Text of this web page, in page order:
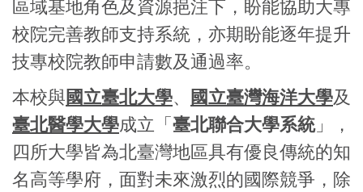
區域基地角色及資源挹注下，盼能協助大專
校院完善教師支持系統，亦期盼能逐年提升
技專校院教師申請數及通過率。
本校與 國立臺北大學、 國立臺灣海洋大學及
臺北醫學大學成立「 臺北聯合大學系統」，
四所大學皆為北臺灣地區具有優良傳統的知
名高等學府，面對未來激烈的國際競爭，除